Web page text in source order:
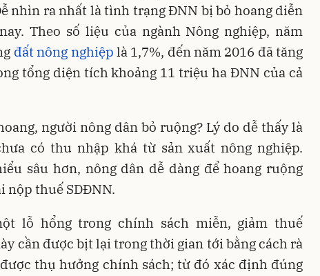
nhìn ra nhất là tình trạng ĐNN bị bỏ hoang diễn
Theo số liệu của ngành Nông nghiệp, năm
đất nông nghiệp là 1,7%, đến năm 2016 đã tăng
tổng diện tích khoảng 11 triệu ha ĐNN của cả
người nông dân bỏ ruộng? Lý do dễ thấy là
có thu nhập khá từ sản xuất nông nghiệp.
sâu hơn, nông dân dễ dàng để hoang ruộng
nộp thuế SDĐNN.
lỗ hổng trong chính sách miễn, giảm thuế
cần được bịt lại trong thời gian tới bằng cách rà
thụ hưởng chính sách; từ đó xác định đúng